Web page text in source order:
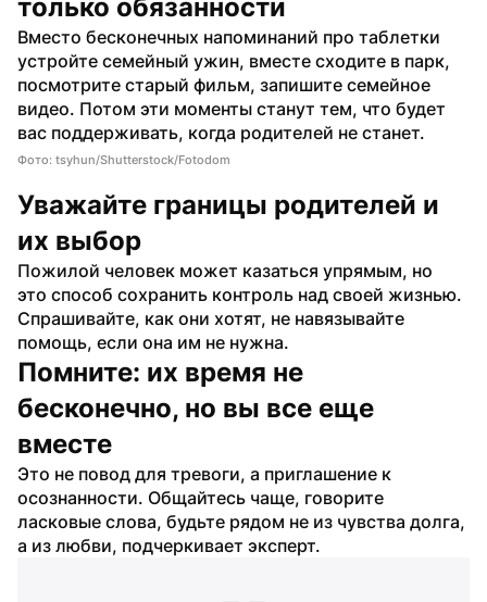
только обязанности
Вместо бесконечных напоминаний про таблетки
устройте семейный ужин, вместе сходите в парк,
посмотрите старый фильм, запишите семейное
видео. Потом эти моменты станут тем, что будет
вас поддерживать, когда родителей не станет.
Фото: tsyhun/Shutterstock/Fotodom
Уважайте границы родителей и
их выбор
Пожилой человек может казаться упрямым, но
это способ сохранить контроль над своей жизнью.
Спрашивайте, как они хотят, не навязывайте
помощь, если она им не нужна.
Помните: их время не
бесконечно, но вы все еще
вместе
Это не повод для тревоги, а приглашение к
осознанности. Общайтесь чаще, говорите
ласковые слова, будьте рядом не из чувства долга,
а из любви, подчеркивает эксперт.